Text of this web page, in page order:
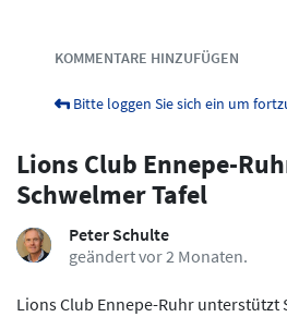
Dokumente & Medien
KOMMENTARE HINZUFÜGEN
Bitte loggen Sie sich ein um
Lions Club Ennepe-
Schwelmer Tafel
Peter Schulte
geändert vor 2 Monaten.
Lions Club Ennepe-Ruhr unterstützt